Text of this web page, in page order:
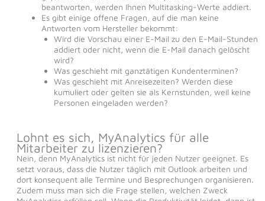
beantworten, werden Ihnen Multitasking-Werte addiert.
Es gibt einige offene Fragen, auf die man keine
Antworten vom Hersteller bekommt:
Wird die Vorschau einer E-Mail zu den E-Mail-Stunden
addiert oder nicht, wenn die E-Mail danach gelöscht
wird?
Was geschieht mit ganztätigen Kundenterminen?
Was geschieht mit Anreisezeiten? Werden diese
kumuliert oder gelten sie als Kernstunden, weil keine
Personen eingeladen werden?
Lohnt es sich, MyAnalytics für alle
Mitarbeiter zu lizenzieren?
Nein, denn MyAnalytics ist nicht für jeden Nutzer geeignet. Es
setzt voraus, dass die Nutzer täglich mit Outlook arbeiten und
dort konsequent alle Termine und Besprechungen organisieren.
Zudem muss man sich die Frage stellen, welchen Zweck